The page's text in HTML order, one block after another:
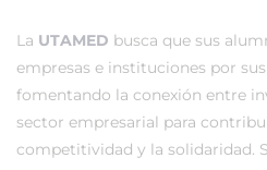
La UTAMED busca que sus
empresas e instituciones por
fomentando la conexión entre
sector empresarial para
competitividad y la solidaridad.